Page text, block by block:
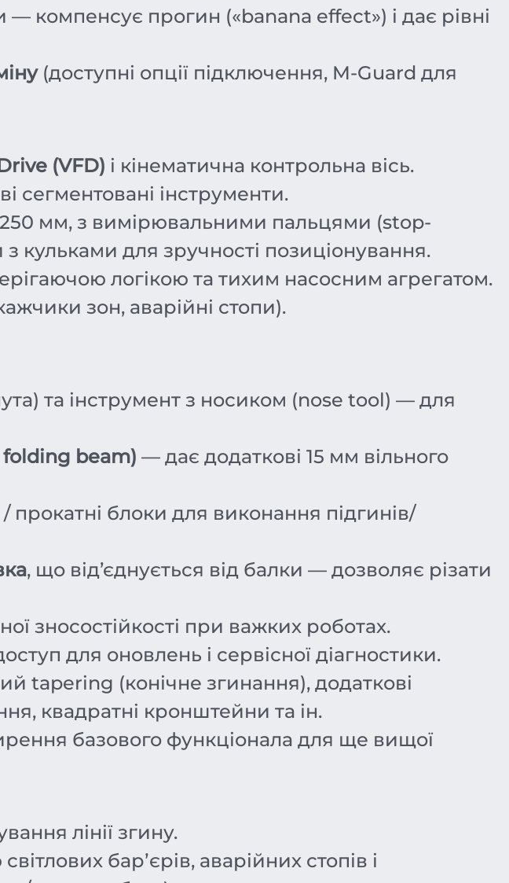
— компенсує прогин («banana effect») і дає рівні
(доступні опції підключення, M-Guard для
(VFD) і кінематична контрольна вісь.
сегментовані інструменти.
мм, з вимірювальними пальцями (stop-
для зручності позиціонування.
логікою та тихим насосним агрегатом.
зон, аварійні стопи).
та інструмент з носиком (nose tool) — для
folding beam) — дає додаткові 15 мм вільного
прокатні блоки для виконання підгинів/
, що від’єднується від балки — дозволяє різати
зносостійкості при важких роботах.
для оновлень і сервісної діагностики.
tapering (конічне згинання), додаткові
квадратні кронштейни та ін.
базового функціонала для ще вищої
лінії згину.
барʼєрів, аварійних стопів і